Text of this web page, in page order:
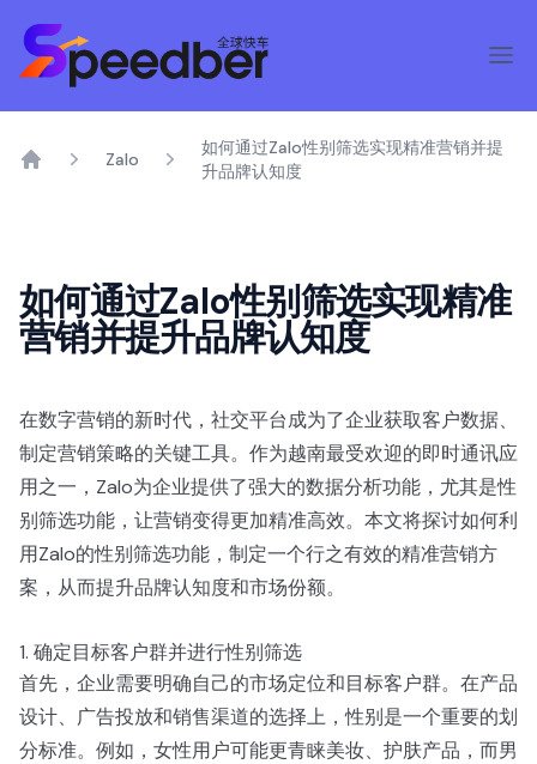
Zalo
如何通过Zalo性别筛选实现精准营销并提
升品牌认知度
如何通过Zalo性别筛选实现精准
营销并提升品牌认知度
在数字营销的新时代，社交平台成为了企业获取客户数据、
制定营销策略的关键工具。作为越南最受欢迎的即时通讯应
用之一，Zalo为企业提供了强大的数据分析功能，尤其是性
别筛选功能，让营销变得更加精准高效。本文将探讨如何利
用Zalo的性别筛选功能，制定一个行之有效的精准营销方
案，从而提升品牌认知度和市场份额。
1. 确定目标客户群并进行性别筛选
首先，企业需要明确自己的市场定位和目标客户群。在产品
设计、广告投放和销售渠道的选择上，性别是一个重要的划
分标准。例如，女性用户可能更青睐美妆、护肤产品，而男